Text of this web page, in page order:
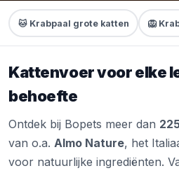
🐱 Krabpaal grote katten 🦁
Kattenvoer voor elke
behoefte
Ontdek bij Bopets meer dan
van o.a. Almo Nature, het
voor natuurlijke ingrediënten.